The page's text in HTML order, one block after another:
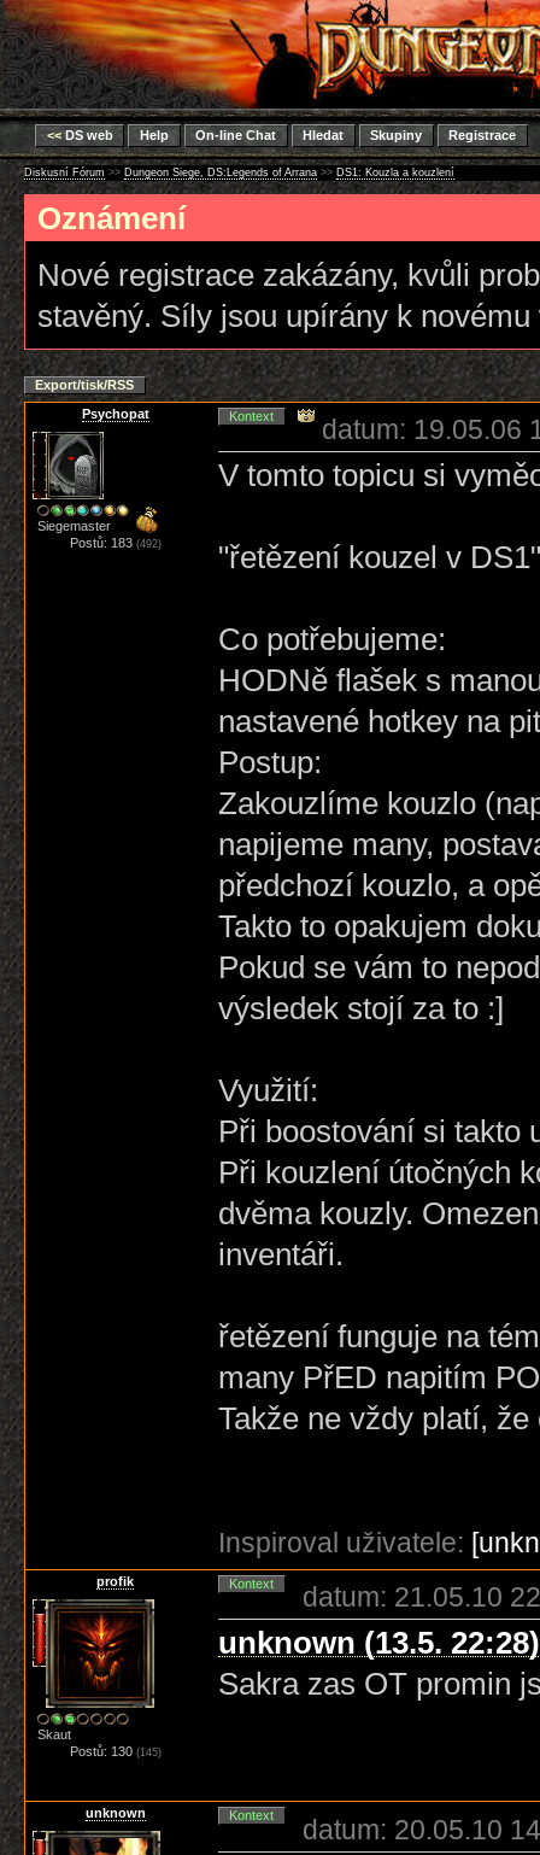
<<DS web Help On-line Chat Hledat Skupiny Registrace
Diskusní Fórum >> Dungeon Siege, DS:Legends of Arrana>> DS1: Kouzla a kouzlení
Oznámení
Nové registrace zakázány, kvůli
stavěný. Síly jsou upírány k
Export/tisk/RSS
Psychopat
Siegemaster
Postů: 183 (492)
Kontext datum: 19.05.06
V tomto topicu si
"řetězení kouzel v DS1"
Co potřebujeme:
HODNě flašek s
nastavené hotkey na
Postup:
Zakouzlíme kouzlo
napijeme many,
předchozí kouzlo, a
Takto to opakujem
Pokud se vám to
výsledek stojí za to :]
Využití:
Při boostování si takto
Při kouzlení útočných
dvěma kouzly.
inventáři.
řetězení funguje na
many PřED napitím
Takže ne vždy platí,
Inspiroval uživatele:
profik
Skaut
Postů: 130 (145)
Kontext datum: 21.05.10
unknown (13.5.
Sakra zas OT promin
unknown Kontext datum: 20.05.10